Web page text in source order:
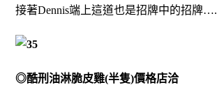
接著Dennis端上這道也是招牌中的招牌….
◎酷刑油淋脆皮雞(半隻)價格店洽